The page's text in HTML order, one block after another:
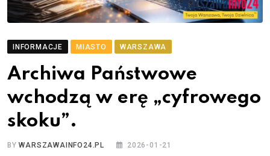
INFORMACJE MIASTO WARSZAWA
Archiwa Państwowe
wchodzą w erę „cyfrowego
skoku”.
BYWARSZAWAINFO24.PL 2026-01-21